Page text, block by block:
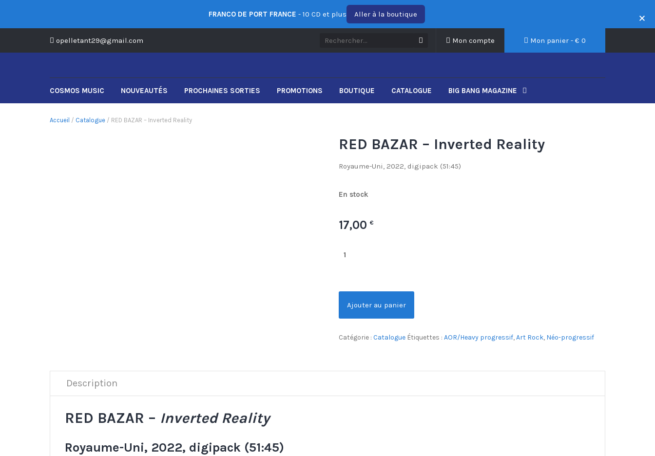
opelletant29@gmail.com Mon panier - € 0
Mon compte
COSMOS MUSIC NOUVEAUTÉS PROCHAINES SORTIES PROMOTIONS BOUTIQUE CATALOGUE BIG BANG MAGAZINE
Accueil / Catalogue / RED BAZAR – Inverted Reality
RED BAZAR – Inverted Reality
Royaume-Uni, 2022, digipack (51:45)
En stock
17,00 €
Ajouter au panier
Catégorie : Catalogue Étiquettes : AOR/Heavy progressif,Art Rock, Néo-progressif
Description
RED BAZAR – Inverted Reality
Royaume-Uni, 2022, digipack (51:45)
FRANCO DE PORT FRANCE - 10 CD et plus Aller à la boutique